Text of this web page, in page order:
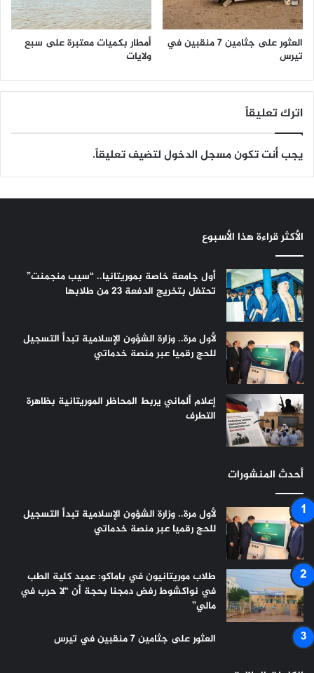
العثور على جثامين 7 منقبين في
تيرس
أمطار بكميات معتبرة على سبع
ولايات
اترك تعليقاً
يجب أنت تكونمسجل الدخوللتضيف تعليقاً.
الأكثر قراءة هذا الأسبوع
أول جامعة خاصة بموريتانيا.. “سيب منجمنت”
تحتفل بتخريج الدفعة 23 من طلابها
لأول مرة.. وزارة الشؤون الإسلامية تبدأ التسجيل
للحج رقميا عبر منصة خدماتي
إعلام ألماني يربط المحاظر الموريتانية بظاهرة
التطرف
أحدث المنشورات
لأول مرة.. وزارة الشؤون الإسلامية تبدأ التسجيل
للحج رقميا عبر منصة خدماتي
طلاب موريتانيون في باماكو: عميد كلية الطب
في نواكشوط رفض دمجنا بحجة أن “لا حرب في
مالي”
العثور على جثامين 7 منقبين في تيرس